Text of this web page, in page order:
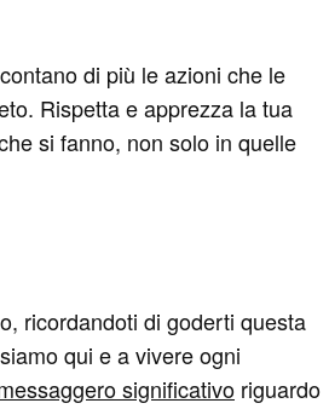
di più le azioni che le
Rispetta e apprezza la tua
si fanno, non solo in quelle
ricordandoti di goderti questa
qui e a vivere ogni
significativo riguardo